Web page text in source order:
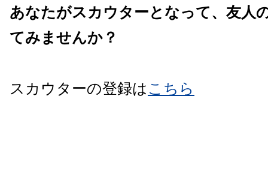
あなたがスカウターとなって、友人
てみませんか？
スカウターの登録は こちら